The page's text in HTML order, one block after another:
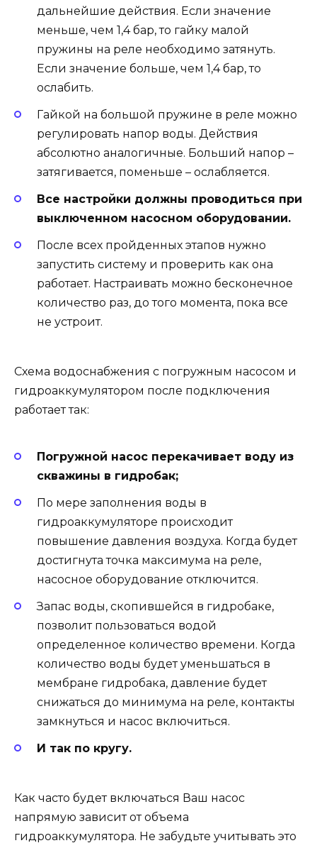
дальнейшие действия. Если значение
меньше, чем 1,4 бар, то гайку малой
пружины на реле необходимо затянуть.
Если значение больше, чем 1,4 бар, то
ослабить.
Гайкой на большой пружине в реле можно
регулировать напор воды. Действия
абсолютно аналогичные. Больший напор –
затягивается, поменьше – ослабляется.
Все настройки должны проводиться при
выключенном насосном оборудовании.
После всех пройденных этапов нужно
запустить систему и проверить как она
работает. Настраивать можно бесконечное
количество раз, до того момента, пока все
не устроит.
Схема водоснабжения с погружным насосом и
гидроаккумулятором после подключения
работает так:
Погружной насос перекачивает воду из
скважины в гидробак;
По мере заполнения воды в
гидроаккумуляторе происходит
повышение давления воздуха. Когда будет
достигнута точка максимума на реле,
насосное оборудование отключится.
Запас воды, скопившейся в гидробаке,
позволит пользоваться водой
определенное количество времени. Когда
количество воды будет уменьшаться в
мембране гидробака, давление будет
снижаться до минимума на реле, контакты
замкнуться и насос включиться.
И так по кругу.
Как часто будет включаться Ваш насос
напрямую зависит от объема
гидроаккумулятора. Не забудьте учитывать это